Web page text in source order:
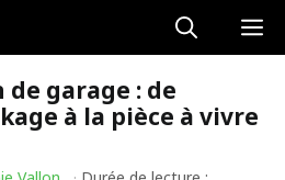
garage : de
à la pièce à vivre